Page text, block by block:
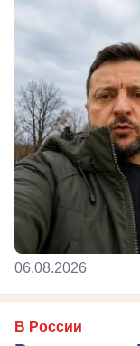
06.08.2026
В России